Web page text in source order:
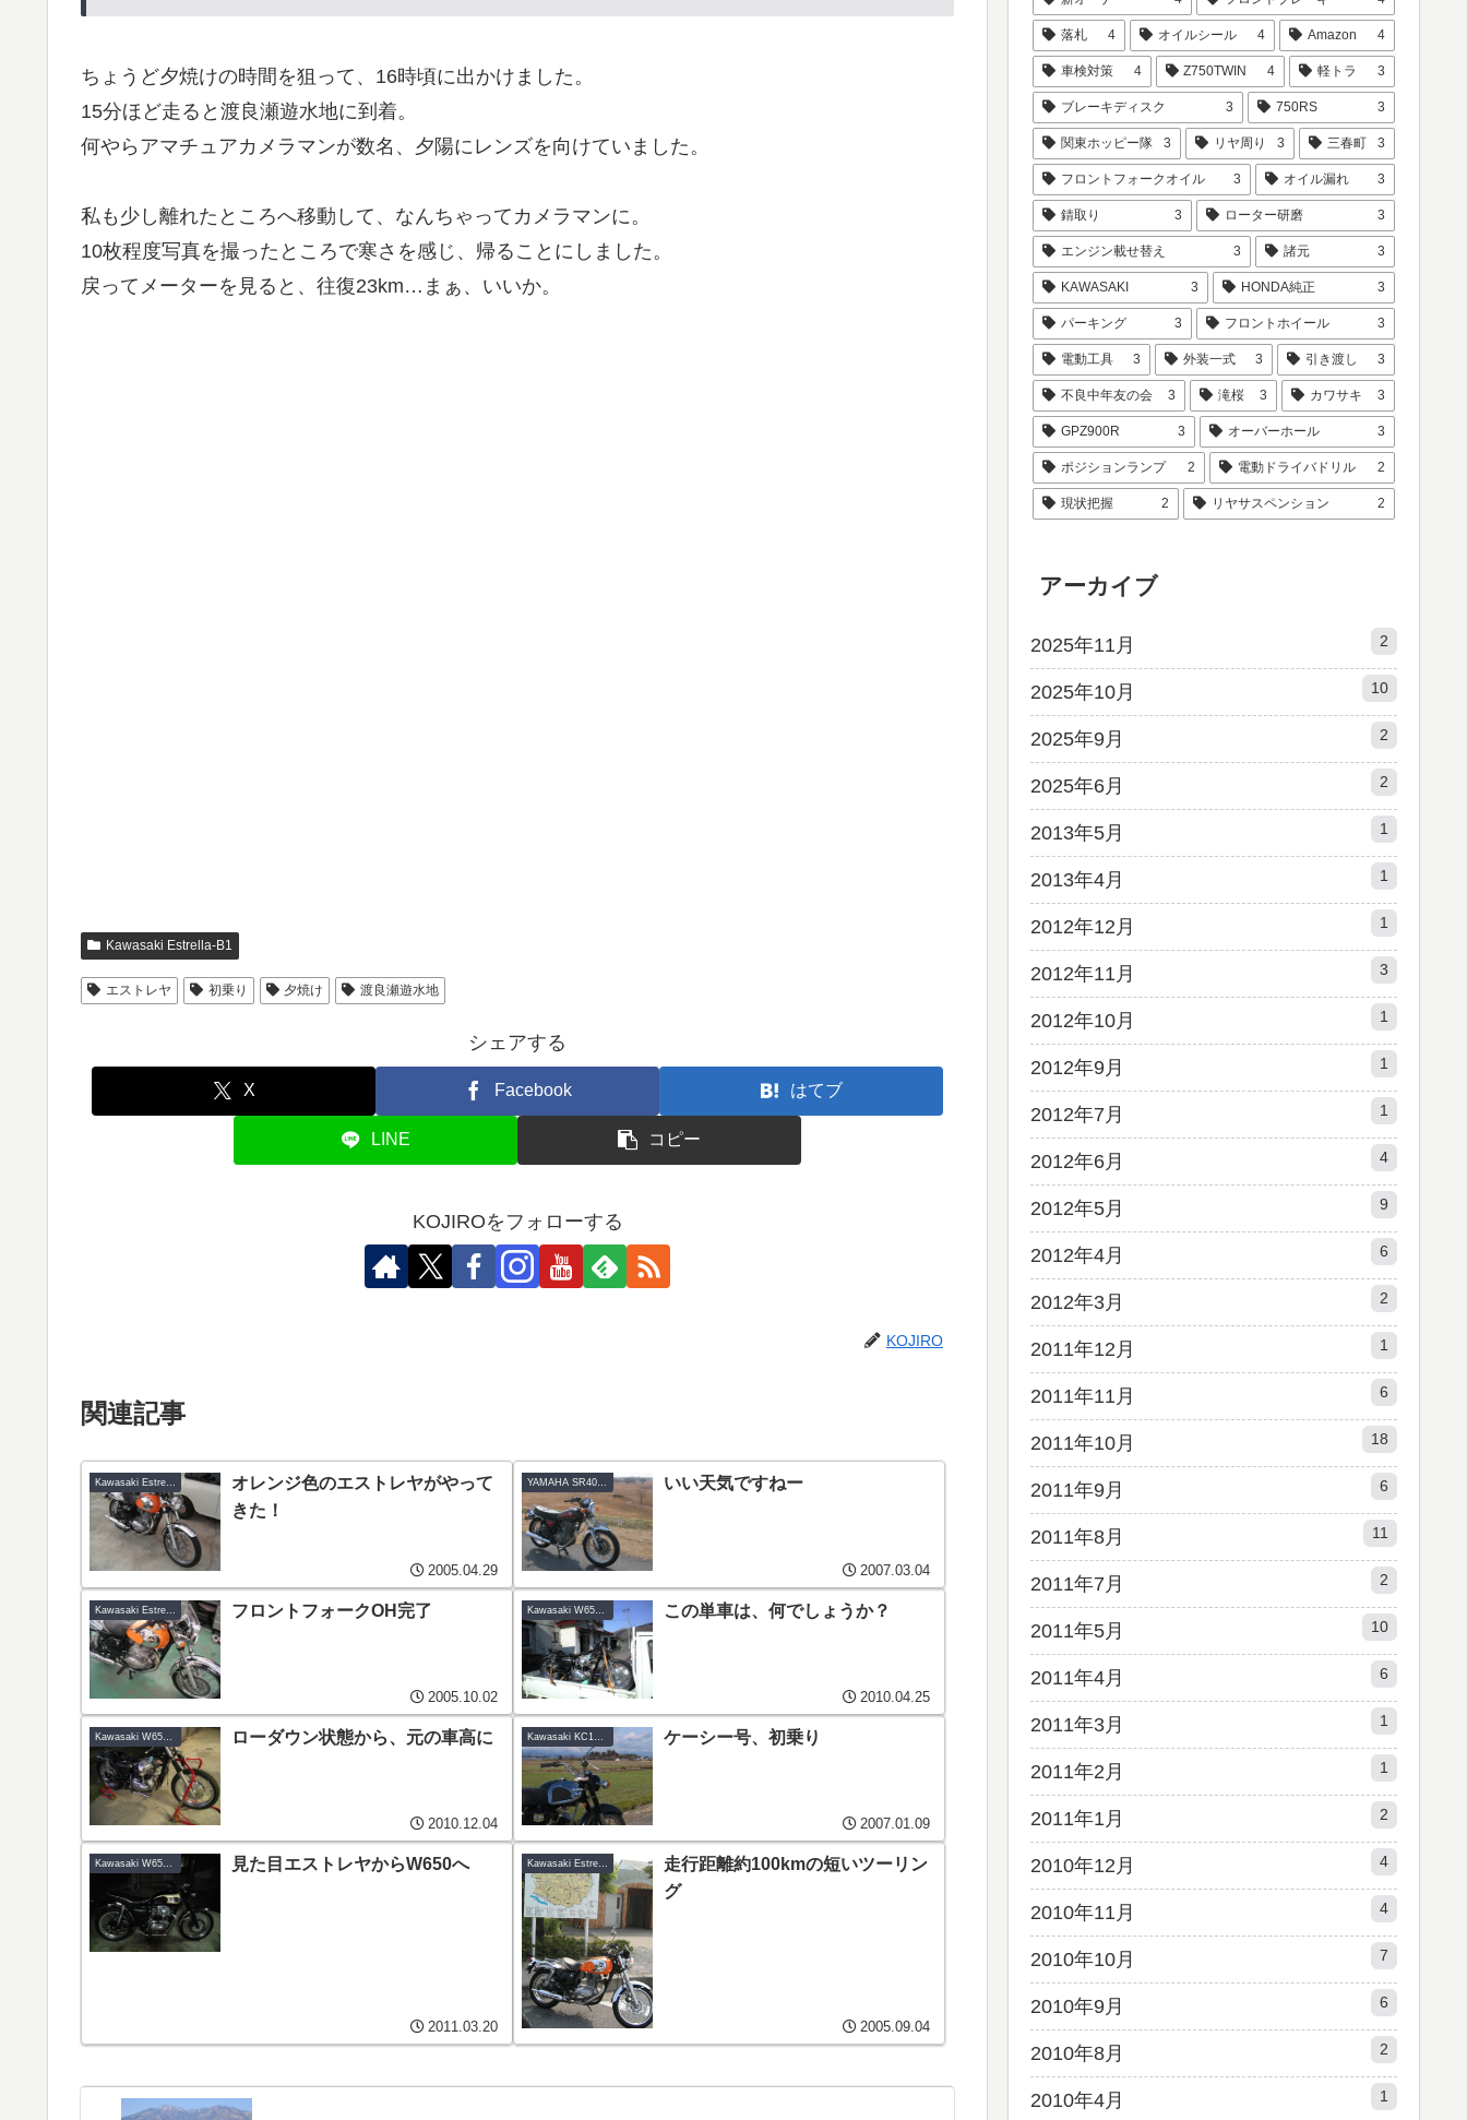
ちょうど夕焼けの時間を狙って、16時頃に出かけました。
15分ほど走ると渡良瀬遊水地に到着。
何やらアマチュアカメラマンが数名、夕陽にレンズを向けていました。
私も少し離れたところへ移動して、なんちゃってカメラマンに。
10枚程度写真を撮ったところで寒さを感じ、帰ることにしました。
戻ってメーターを見ると、往復23km…まぁ、いいか。
Kawasaki Estrella-B1
エストレヤ 初乗り 夕焼け 渡良瀬遊水地
シェアする
X Facebook はてブ
LINE コピー
KOJIROをフォローする
KOJIRO
関連記事
Kawasaki Estrella-B1
オレンジ色のエストレヤがやって
きた！
2005.04.29
YAMAHA SR400LTD いい天気ですねー
2007.03.04
フロントフォークOH完了
2005.10.02
この単車は、何でしょうか？
2010.04.25
ローダウン状態から、元の車高に
2010.12.04
ケーシー号、初乗り
2007.01.09
見た目エストレヤからW650へ
2011.03.20
走行距離約100kmの短いツーリン
グ
2005.09.04
落札 4 オイルシール 4 Amazon 4
車検対策 4 Z750TWIN 4 軽トラ 3
ブレーキディスク 3 750RS 3
関東ホッピー隊 3 リヤ周り 3 三春町 3
フロントフォークオイル 3 オイル漏れ 3
錆取り 3 ローター研磨 3
エンジン載せ替え 3 諸元 3
KAWASAKI 3 HONDA純正 3
パーキング 3 フロントホイール 3
電動工具 3 外装一式 3 引き渡し 3
不良中年友の会 3 滝桜 3 カワサキ 3
GPZ900R 3 オーバーホール 3
ポジションランプ 2 電動ドライバドリル 2
現状把握 2 リヤサスペンション 2
アーカイブ
2025年11月 2
2025年10月 10
2025年9月 2
2025年6月 2
2013年5月 1
2013年4月 1
2012年12月 1
2012年11月 3
2012年10月 1
2012年9月 1
2012年7月 1
2012年6月 4
2012年5月 9
2012年4月 6
2012年3月 2
2011年12月 1
2011年11月 6
2011年10月 18
2011年9月 6
2011年8月 11
2011年7月 2
2011年5月 10
2011年4月 6
2011年3月 1
2011年2月 1
2011年1月 2
2010年12月 4
2010年11月 4
2010年10月 7
2010年9月 6
2010年8月 2
2010年4月 1